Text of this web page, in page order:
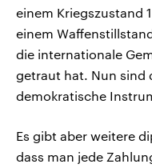
einem Kriegszustand
einem
die internationale
getraut hat. Nun sind
demokratische
Es gibt aber weitere
dass man jede